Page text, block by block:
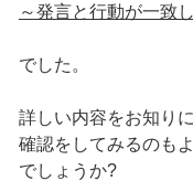
～発言と行動が一致
でした。
詳しい内容をお知り
確認をしてみるのも
でしょうか?